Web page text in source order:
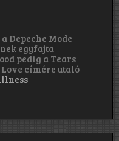
Depeche Mode
egyfajta
pedig a Tears
Love címére utaló